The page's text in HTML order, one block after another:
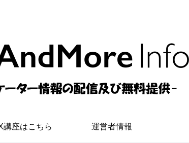
講座はこちら 運営者情報